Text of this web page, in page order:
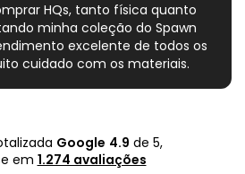
HQs, tanto física quanto
minha coleção do Spawn
excelente de todos os
cuidado com os materiais.
Google 4.9 de 5,
em 1.274 avaliações